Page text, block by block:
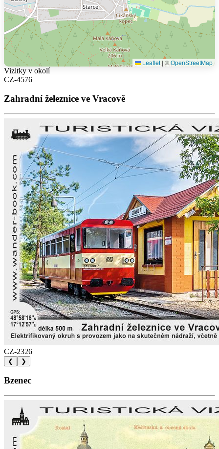
Leaflet |©OpenStreetMap
Vizitky v okolí
CZ-4576
Zahradní železnice ve Vracově
CZ-2326
❮ ❯
Bzenec